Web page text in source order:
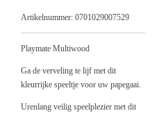
Artikelnummer: 0701029007529
Playmate Multiwood
Ga de verveling te lijf met dit
kleurrijke speeltje voor uw papegaai.
Urenlang veilig speelplezier met dit